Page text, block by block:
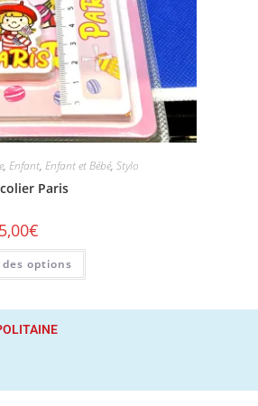
,Enfant,Enfant et Bébé,Stylo
Paris
5,00€
options